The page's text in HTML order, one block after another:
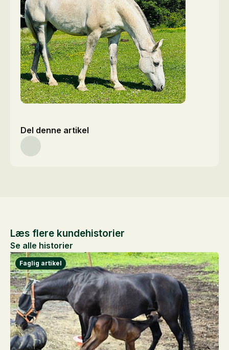
Del denne artikel
Læs flere kundehistorier
Se alle historier